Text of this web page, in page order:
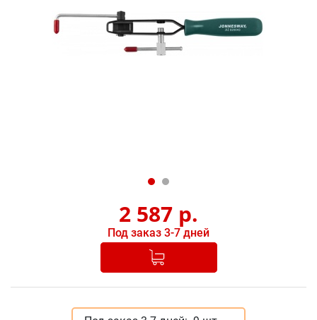
2 587 р.
Под заказ 3-7 дней
Добавлено в корзину